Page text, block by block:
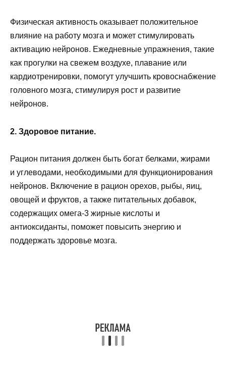
Физическая активность оказывает положительное
влияние на работу мозга и может стимулировать
активацию нейронов. Ежедневные упражнения, такие
как прогулки на свежем воздухе, плавание или
кардиотренировки, помогут улучшить кровоснабжение
головного мозга, стимулируя рост и развитие
нейронов.
2. Здоровое питание.
Рацион питания должен быть богат белками, жирами
и углеводами, необходимыми для функционирования
нейронов. Включение в рацион орехов, рыбы, яиц,
овощей и фруктов, а также питательных добавок,
содержащих омега-3 жирные кислоты и
антиоксиданты, поможет повысить энергию и
поддержать здоровье мозга.